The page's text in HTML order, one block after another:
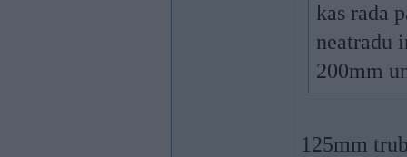
kas rada
neatradu
200mm
125mm